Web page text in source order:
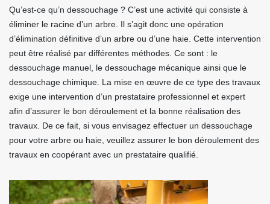
Qu’est-ce qu’n dessouchage ? C’est une activité qui consiste à
éliminer le racine d’un arbre. Il s’agit donc une opération
d’élimination définitive d’un arbre ou d’une haie. Cette intervention
peut être réalisé par différentes méthodes. Ce sont : le
dessouchage manuel, le dessouchage mécanique ainsi que le
dessouchage chimique. La mise en œuvre de ce type des travaux
exige une intervention d’un prestataire professionnel et expert
afin d’assurer le bon déroulement et la bonne réalisation des
travaux. De ce fait, si vous envisagez effectuer un dessouchage
pour votre arbre ou haie, veuillez assurer le bon déroulement des
travaux en coopérant avec un prestataire qualifié.